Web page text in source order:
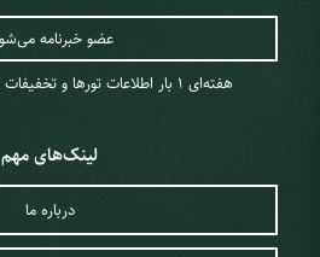
هفته‌ای 1 ‌بار اطلاعات تورها و تخفیفات به شما ایمیل می‌شود.
لینک‌های مهم
درباره ما